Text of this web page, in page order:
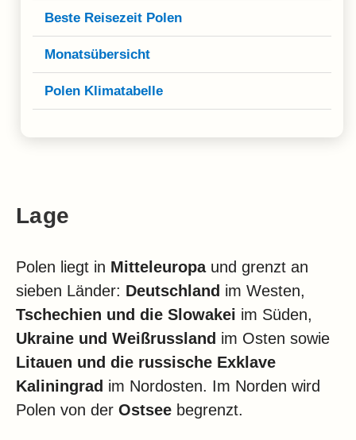
Beste Reisezeit Polen
Monatsübersicht
Polen Klimatabelle
Lage
Polen liegt in Mitteleuropaund grenzt an
sieben Länder: Deutschland im Westen,
Tschechien und die Slowakei im Süden,
Ukraine und Weißrussland im Osten sowie
Litauen und die russische Exklave
Kaliningrad im Nordosten. Im Norden wird
Polen von der Ostsee begrenzt.